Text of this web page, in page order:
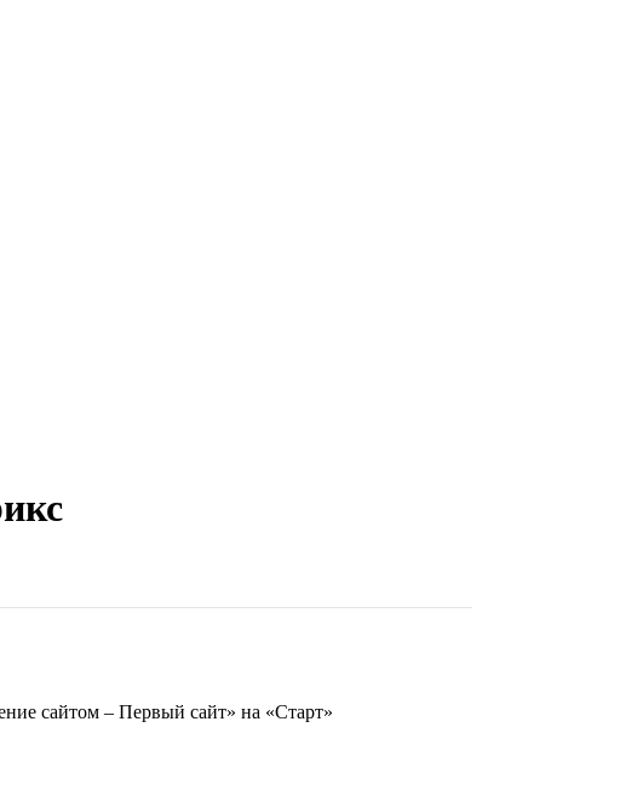
сайтом – Первый сайт» на «Старт»